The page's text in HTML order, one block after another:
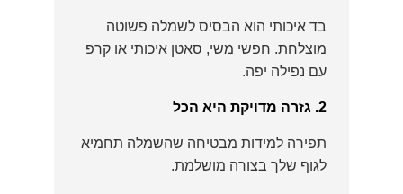
בד איכותי הוא הבסיס לשמלה פשוטה
מוצלחת. חפשי משי, סאטן איכותי או קרפ
עם נפילה יפה.
2. גזרה מדויקת היא הכל
תפירה למידות מבטיחה שהשמלה תחמיא
לגוף שלך בצורה מושלמת.